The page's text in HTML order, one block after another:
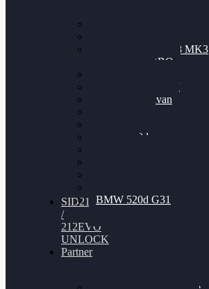
Nissan GT-R35 3.8 MK3
V6 TWINTURBO
VW Passat 2.0TDI
VW T6 Multivan
BMW 120d
BMW 520d G31
SID212
/
212EVO
UNLOCK
Partner